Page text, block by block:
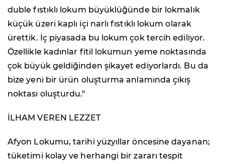
duble fıstıklı lokum büyüklüğünde bir lokmalık
küçük üzeri kaplı içi narlı fıstıklı lokum olarak
ürettik. İç piyasada bu lokum çok tercih ediliyor.
Özellikle kadınlar fitil lokumun yeme noktasında
çok büyük geldiğinden şikayet ediyorlardı. Bu da
bize yeni bir ürün oluşturma anlamında çıkış
noktası oluşturdu."
İLHAM VEREN LEZZET
Afyon Lokumu, tarihi yüzyıllar öncesine dayanan;
tüketimi kolay ve herhangi bir zararı tespit